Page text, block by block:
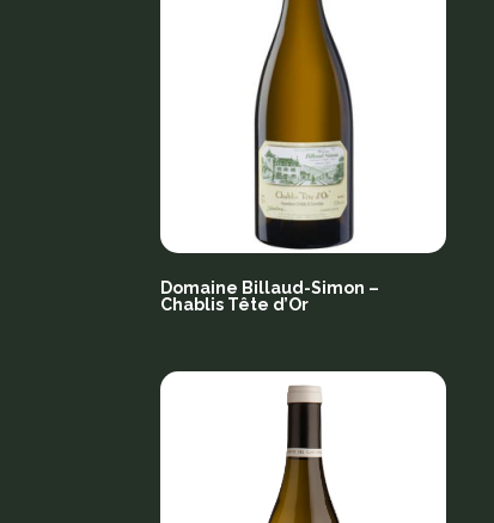
Domaine Billaud-Simon –
Chablis Tête d’Or